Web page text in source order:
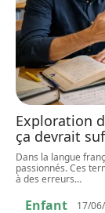
Exploration
ça devrait
Dans la langue
passionnés. Ces
à des erreurs…
Enfant 17/